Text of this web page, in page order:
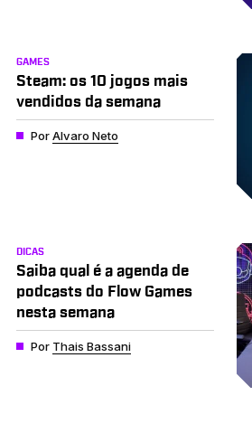
GAMES
Steam: os 10 jogos mais
vendidos da semana
PorAlvaro Neto
DICAS
Saiba qual é a agenda de
podcasts do Flow Games
nesta semana
Por Thais Bassani